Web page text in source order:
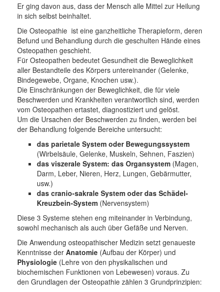
Er ging davon aus, dass der Mensch alle Mittel zur Heilung
in sich selbst beinhaltet.
Die Osteopathie ist eine ganzheitliche Therapieform, deren
Befund und Behandlung durch die geschulten Hände eines
Osteopathen geschieht.
Für Osteopathen bedeutet Gesundheit die Beweglichkeit
aller Bestandteile des Körpers untereinander (Gelenke,
Bindegewebe, Organe, Knochen usw.).
Die Einschränkungen der Beweglichkeit, die für viele
Beschwerden und Krankheiten verantwortlich sind, werden
vom Osteopathen ertastet, diagnostiziert und gelöst.
Um die Ursachen der Beschwerden zu finden, werden bei
der Behandlung folgende Bereiche untersucht:
das parietale System oder Bewegungssystem
(Wirbelsäule, Gelenke, Muskeln, Sehnen, Faszien)
das viszerale System: das Organsystem (Magen,
Darm, Leber, Nieren, Herz, Lungen, Gebärmutter,
usw.)
das cranio-sakrale System oder das Schädel-
Kreuzbein-System (Nervensystem)
Diese 3 Systeme stehen eng miteinander in Verbindung,
sowohl mechanisch als auch über Gefäße und Nerven.
Die Anwendung osteopathischer Medizin setzt genaueste
Kenntnisse der Anatomie (Aufbau der Körper) und
Physiologie (Lehre von den physikalischen und
biochemischen Funktionen von Lebewesen) voraus. Zu
den Grundlagen der Osteopathie zählen 3 Grundprinzipien: